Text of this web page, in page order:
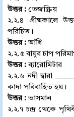
উত্তর : তেজস্ক্রিয়
২.২.৪ গ্রীষ্মকালে
পরিচিত।
উত্তর :আঁধি
২.২.৫ বায়ুর চাপ
উত্তর :ব্যারোমিটার
২.২.৬ নদী দ্বারা
কাদা পরিবাহিত হয়।
উত্তর :ভাসমান
২.২.৭ চন্দ্র থেকে